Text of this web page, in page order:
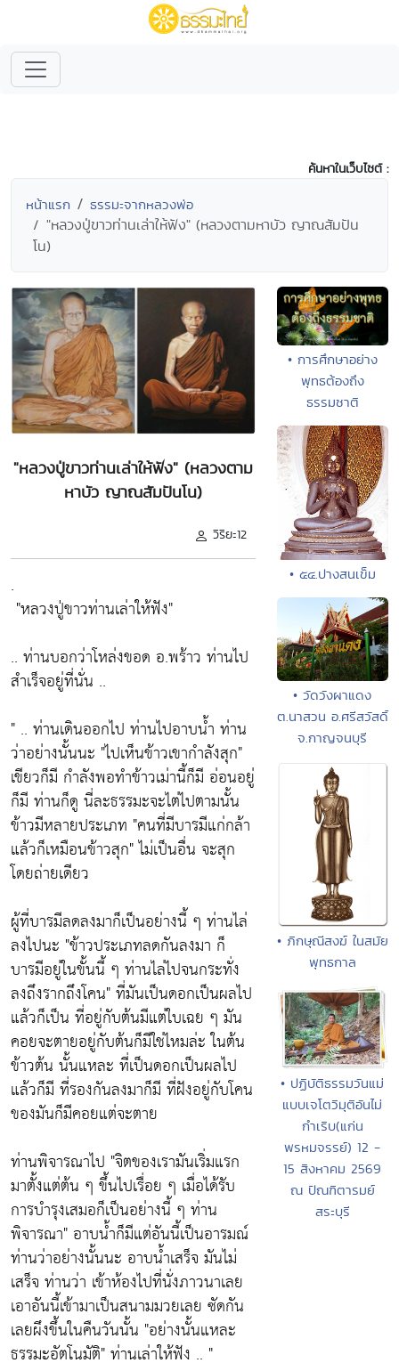
ค้นหาในเว็บไซต์ :
หน้าแรก ธรรมะจากหลวงพ่อ
"หลวงปู่ขาวท่านเล่าให้ฟัง" (หลวงตามหาบัว ญาณสัมปัน
โน)
"หลวงปู่ขาวท่านเล่าให้ฟัง" (หลวงตาม
หาบัว ญาณสัมปันโน)
วิริยะ12
.
"หลวงปู่ขาวท่านเล่าให้ฟัง"
.. ท่านบอกว่าโหล่งขอด อ.พร้าว ท่านไป
สำเร็จอยู่ที่นั่น ..
" .. ท่านเดินออกไป ท่านไปอาบน้ำ ท่าน
ว่าอย่างนั้นนะ "ไปเห็นข้าวเขากำลังสุก"
เขียวก็มี กำลังพอทำข้าวเม่านี้ก็มี อ่อนอยู่
ก็มี ท่านก็ดู นี่ละธรรมะจะไต่ไปตามนั้น
ข้าวมีหลายประเภท "คนที่มีบารมีแก่กล้า
แล้วก็เหมือนข้าวสุก" ไม่เป็นอื่น จะสุก
โดยถ่ายเดียว
ผู้ที่บารมีลดลงมาก็เป็นอย่างนี้ ๆ ท่านไล่
ลงไปนะ "ข้าวประเภทลดกันลงมา ก็
บารมีอยู่ในขั้นนี้ ๆ ท่านไล่ไปจนกระทั่ง
ลงถึงรากถึงโคน"ที่มันเป็นดอกเป็นผลไป
แล้วก็เป็น ที่อยู่กับต้นมีแต่ใบเฉย ๆ มัน
คอยจะตายอยู่กับต้นก็มีใช่ไหมล่ะ ในต้น
ข้าวต้น นั้นแหละ ที่เป็นดอกเป็นผลไป
แล้วก็มี ที่รองกันลงมาก็มี ที่ฝังอยู่กับโคน
ของมันก็มีคอยแต่จะตาย
ท่านพิจารณาไป "จิตของเรามันเริ่มแรก
มาตั้งแต่ต้น ๆ ขึ้นไปเรื่อย ๆ เมื่อได้รับ
การบำรุงเสมอก็เป็นอย่างนี้ ๆ ท่าน
พิจารณา"อาบน้ำก็มีแต่อันนี้เป็นอารมณ์
ท่านว่าอย่างนั้นนะ อาบน้ำเสร็จ มันไม่
เสร็จ ท่านว่า เข้าห้องไปที่นั่งภาวนาเลย
เอาอันนี้เข้ามาเป็นสนามมวยเลย ซัดกัน
เลยผึงขึ้นในคืนวันนั้น "อย่างนั้นแหละ
ธรรมะอัตโนมัติ"ท่านเล่าให้ฟัง .. "
• การศึกษาอย่าง
พุทธต้องถึง
ธรรมชาติ
• ๕๔.ปางสนเข็ม
• วัดวังผาแดง
ต.นาสวน อ.ศรีสวัสดิ์
จ.กาญจนบุรี
• ภิกษุณีสงฆ์ ในสมัย
พุทธกาล
• ปฏิบัติธรรมวันแม่
แบบเจโตวิมุติอันไม่
กำเริบ(แก่น
พรหมจรรย์) 12 -
15 สิงหาคม 2569
ณ ปัณฑิตารมย์
สระบุรี